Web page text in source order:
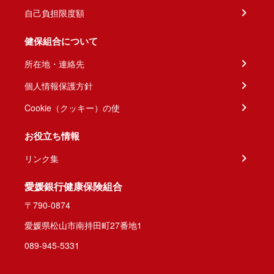
自己負担限度額
健保組合について
所在地・連絡先
個人情報保護方針
Cookie（クッキー）の使
お役立ち情報
リンク集
愛媛銀行健康保険組合
〒790-0874
愛媛県松山市南持田町27番地1
089-945-5331